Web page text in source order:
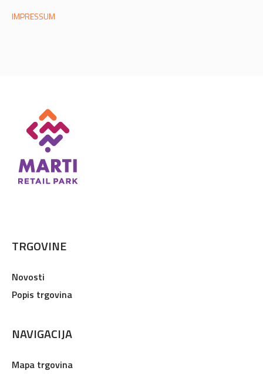
IMPRESSUM
TRGOVINE
Novosti
Popis trgovina
NAVIGACIJA
Mapa trgovina